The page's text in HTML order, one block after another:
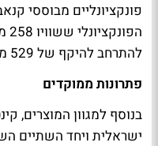
להתרחב להיקף של 529 מיליארד דולר עד שנת 2028.
פתרונות ממוקדים
בנוסף למגוון המוצרים,
ישראלית ויחד השתיים